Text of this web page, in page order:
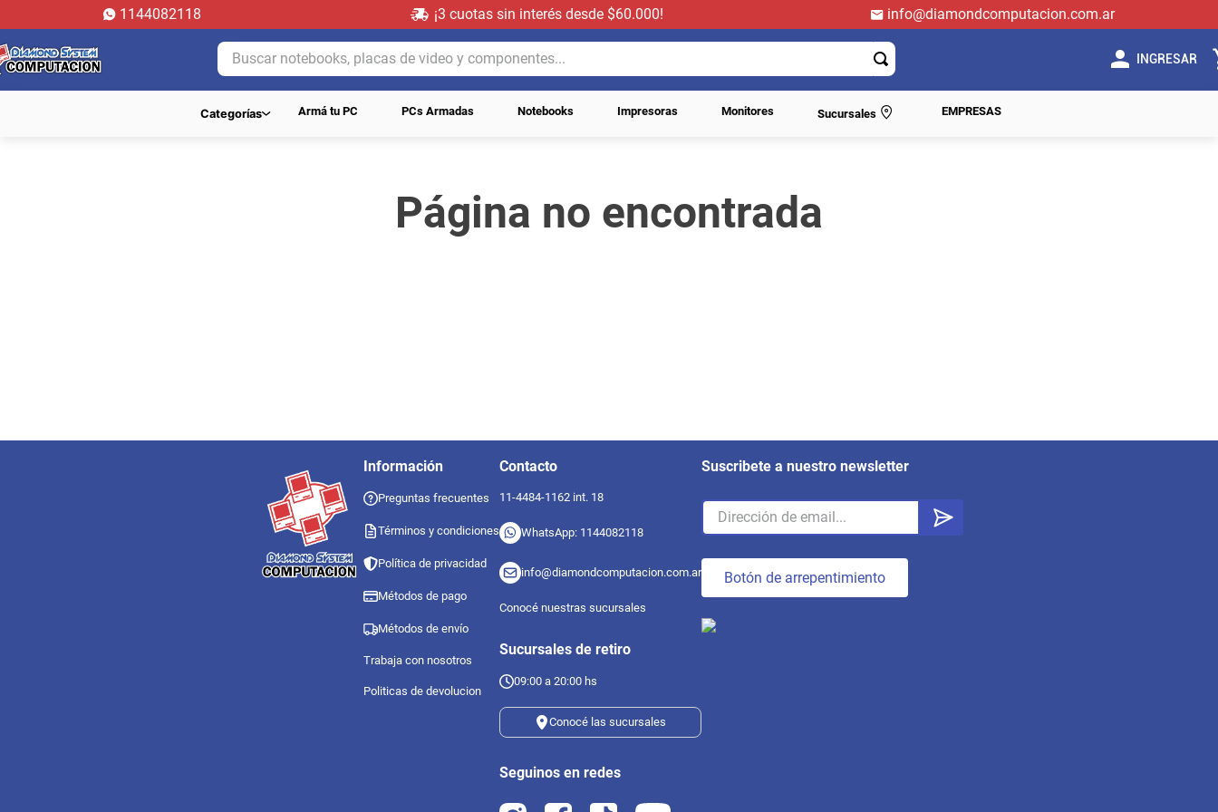
1144082118 ¡3 cuotas sin interés desde $60.000!
info@diamondcomputacion.com.ar
Buscar notebooks, placas de video y componentes...
INGRESAR
Categorías Armá tu PC PCs Armadas Notebooks Impresoras Monitores Sucursales EMPRESAS
Página no encontrada
Información
Preguntas frecuentes
Términos y condiciones
Política de privacidad
Métodos de pago
Métodos de envío
Trabaja con nosotros
Politicas de devolucion
Contacto
11-4484-1162 int. 18
WhatsApp: 1144082118
info@diamondcomputacion.com.ar
Conocé nuestras sucursales
Sucursales de retiro
09:00 a 20:00 hs
Conocé las sucursales
Seguinos en redes
Suscribete a nuestro newsletter
Botón de arrepentimiento